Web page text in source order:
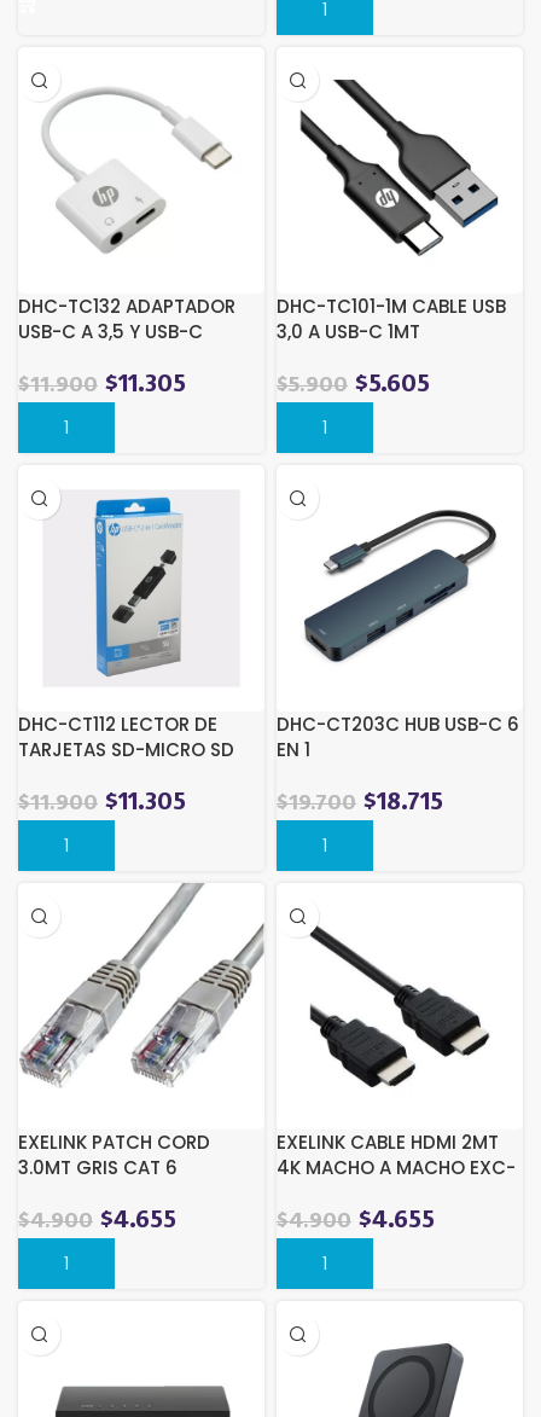
DHC-TC132 ADAPTADOR
USB-C A 3,5 Y USB-C
$11.900 $11.305
DHC-TC101-1M CABLE USB
3,0 A USB-C 1MT
$5.900 $5.605
DHC-CT112 LECTOR DE
TARJETAS SD-MICRO SD
$11.900 $11.305
DHC-CT203C HUB USB-C 6
EN 1
$19.700 $18.715
EXELINK PATCH CORD
3.0MT GRIS CAT 6
$4.900 $4.655
EXELINK CABLE HDMI 2MT
4K MACHO A MACHO EXC-
$4.900 $4.655